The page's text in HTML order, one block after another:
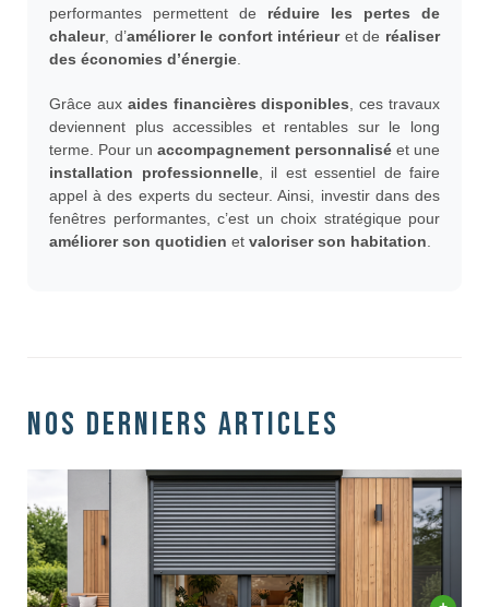
performantes permettent de réduire les pertes de
chaleur, d’améliorer le confort intérieuret de réaliser
des économies d’énergie
Grâce aux aides financières disponibles , ces travaux
deviennent plus accessibles et rentables sur le long
terme. Pour un accompagnement personnalisé et une
installation professionnelle, il est essentiel de faire
appel à des experts du secteur. Ainsi, investir dans des
fenêtres performantes, c’est un choix stratégique pour
améliorer son quotidien et valoriser son habitation
Nos derniers articles